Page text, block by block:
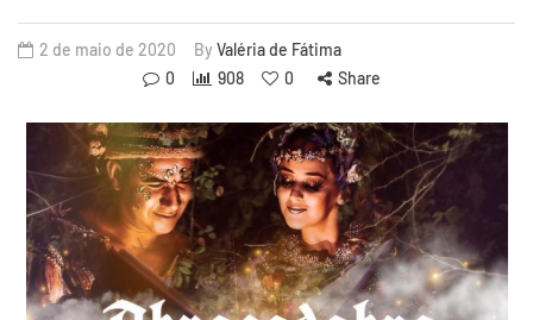
2 de maio de 2020 By Valéria de Fátima
0
908 0 Share